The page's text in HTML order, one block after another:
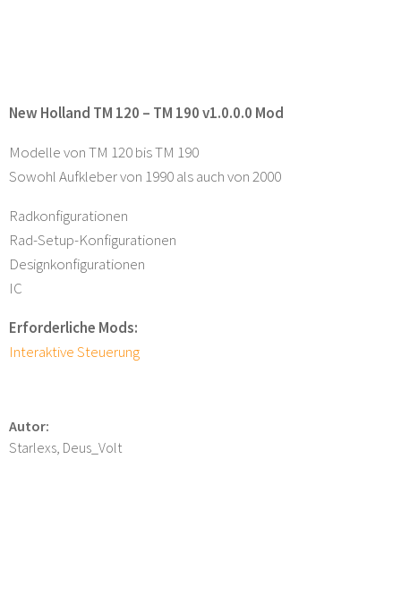
New Holland TM 120 – TM 190 v1.0.0.0 Mod
Modelle von TM 120 bis TM 190
Sowohl Aufkleber von 1990 als auch von 2000
Radkonfigurationen
Rad-Setup-Konfigurationen
Designkonfigurationen
IC
Erforderliche Mods:
Interaktive Steuerung
Autor:
Starlexs, Deus_Volt